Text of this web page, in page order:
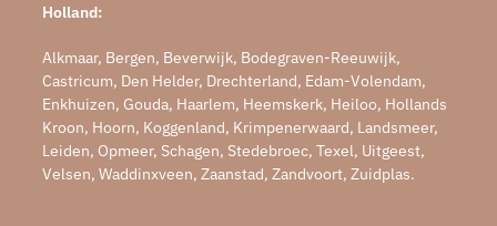
Holland:
Alkmaar, Bergen, Beverwijk, Bodegraven-Reeuwijk,
Castricum, Den Helder, Drechterland, Edam-Volendam,
Enkhuizen, Gouda, Haarlem, Heemskerk, Heiloo, Hollands
Kroon, Hoorn, Koggenland, Krimpenerwaard, Landsmeer,
Leiden, Opmeer, Schagen, Stedebroec, Texel, Uitgeest,
Velsen, Waddinxveen, Zaanstad, Zandvoort, Zuidplas.